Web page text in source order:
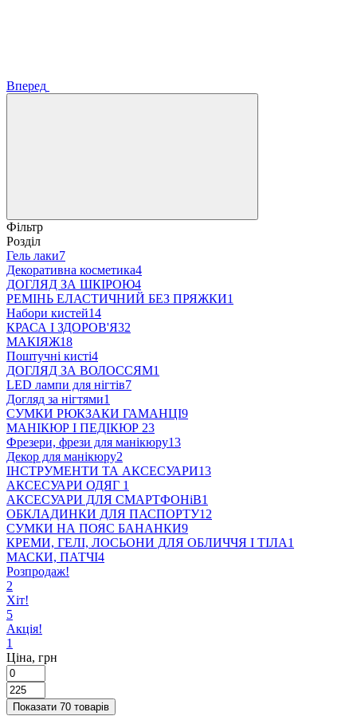
Вперед
Фільтр
Розділ
Гель лаки7
Декоративна косметика4
ДОГЛЯД ЗА ШКІРОЮ4
РЕМІНЬ ЕЛАСТИЧНИЙ БЕЗ ПРЯЖКИ1
Набори кистей14
КРАСА І ЗДОРОВ'Я32
МАКІЯЖ18
Поштучні кисті4
ДОГЛЯД ЗА ВОЛОССЯМ1
LED лампи для нігтів7
Догляд за нігтями1
СУМКИ РЮКЗАКИ ГАМАНЦІ9
МАНІКЮР І ПЕДІКЮР 23
Фрезери, фрези для манікюру13
Декор для манікюру2
ІНСТРУМЕНТИ ТА АКСЕСУАРИ13
АКСЕСУАРИ ОДЯГ 1
АКСЕСУАРИ ДЛЯ СМАРТФОНіВ1
ОБКЛАДИНКИ ДЛЯ ПАСПОРТУ12
СУМКИ НА ПОЯС БАНАНКИ9
КРЕМИ, ГЕЛІ, ЛОСЬОНИ ДЛЯ ОБЛИЧЧЯ І ТІЛА1
МАСКИ, ПАТЧІ4
Розпродаж!
2
Хіт!
5
Акція!
1
Ціна, грн
Показати 70 товарів